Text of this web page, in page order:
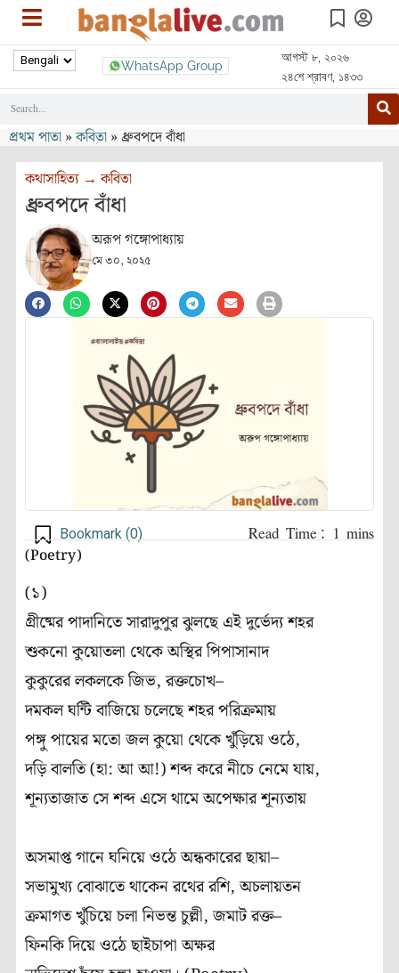
WhatsApp Group
আগস্ট ৮, ২০২৬
২৪শে শ্রাবণ, ১৪৩৩
প্রথম পাতা »কবিতা »ধ্রুবপদে বাঁধা
কথাসাহিত্য →কবিতা
ধ্রুবপদে বাঁধা
অরূপ গঙ্গোপাধ্যায়
মে ৩০, ২০২৫
Bookmark (0)
(Poetry)
(১)
গ্রীষ্মের পাদানিতে সারাদুপুর ঝুলছে এই দুর্ভেদ্য শহর
শুকনো কুয়োতলা থেকে অস্থির পিপাসানাদ
কুকুরের লকলকে জিভ, রক্তচোখ–
দমকল ঘন্টি বাজিয়ে চলেছে শহর পরিক্রমায়
পঙ্গু পায়ের মতো জল কুয়ো থেকে খুঁড়িয়ে ওঠে,
দড়ি বালতি (হা: আ আ!) শব্দ করে নীচে নেমে যায়,
শূন্যতাজাত সে শব্দ এসে থামে অপেক্ষার শূন্যতায়
অসমাপ্ত গানে ঘনিয়ে ওঠে অন্ধকারের ছায়া–
সভামুখ্য বোঝাতে থাকেন রথের রশি, অচলায়তন
ক্রমাগত খুঁচিয়ে চলা নিভন্ত চুল্লী, জমাট রক্ত–
ফিনকি দিয়ে ওঠে ছাইচাপা অক্ষর